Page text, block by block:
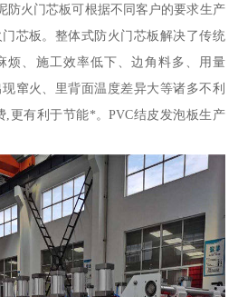
防火门芯板可根据不同客户的要求生产
芯板。整体式防火门芯板解决了传统
烦、施工效率低下、边角料多、用量
窜火、里背面温度差异大等诸多不利
,更有利于节能*。PVC结皮发泡板生产